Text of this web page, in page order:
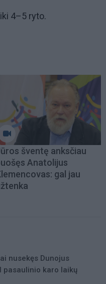
4–5 ryto.
šventę anksčiau
Anatolijus
gal jau
nusekęs Dunojus
pasaulinio karo laikų